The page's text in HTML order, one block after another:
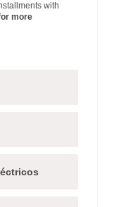
with
more